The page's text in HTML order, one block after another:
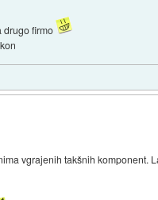
drugo firmo
vgrajenih takšnih